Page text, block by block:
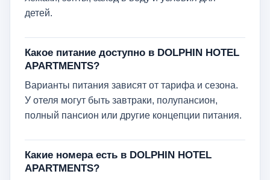
детей.
Какое питание доступно в DOLPHIN HOTEL
APARTMENTS?
Варианты питания зависят от тарифа и сезона.
У отеля могут быть завтраки, полупансион,
полный пансион или другие концепции питания.
Какие номера есть в DOLPHIN HOTEL
APARTMENTS?